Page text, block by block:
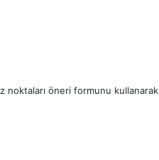
noktaları öneri formunu kullanarak